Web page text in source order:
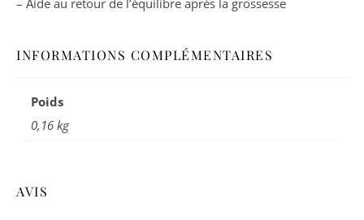
INFORMATIONS COMPLÉMENTAIRES
Poids
0,16 kg
AVIS